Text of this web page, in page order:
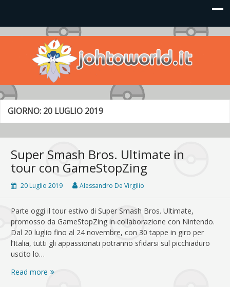
Johto World
Le novità più frizzanti dall'universo Pokémon e Nintendo
GIORNO: 20 LUGLIO 2019
Super Smash Bros. Ultimate in
tour con GameStopZing
20 Luglio 2019 Alessandro De Virgilio
Parte oggi il tour estivo di Super Smash Bros. Ultimate,
promosso da GameStopZing in collaborazione con Nintendo.
Dal 20 luglio fino al 24 novembre, con 30 tappe in giro per
l’Italia, tutti gli appassionati potranno sfidarsi sul picchiaduro
uscito lo…
Read more Super